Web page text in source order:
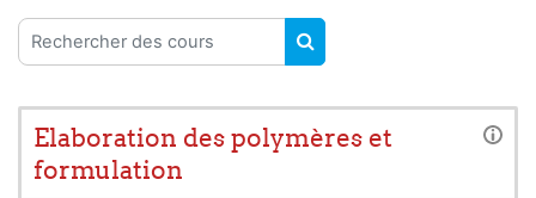
Rechercher des cours
RECHERCHER DES
Elaboration des polymères et
formulation